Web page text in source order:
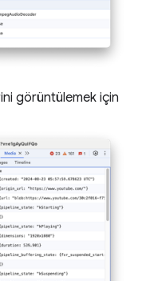
görüntülemek için